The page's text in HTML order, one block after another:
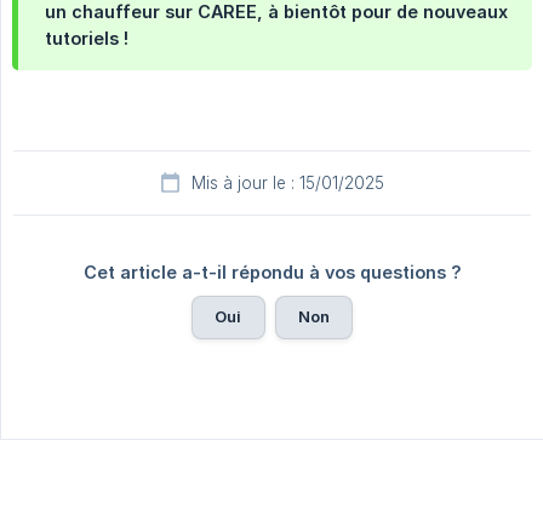
un chauffeur sur CAREE, à bientôt pour de nouveaux
tutoriels !
Mis à jour le : 15/01/2025
Cet article a-t-il répondu à vos questions ?
Oui Non